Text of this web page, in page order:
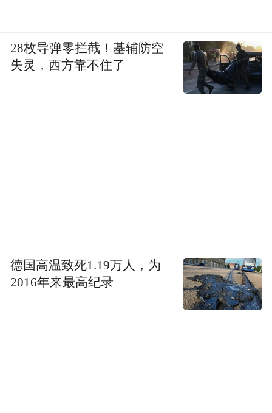
28枚导弹零拦截！基辅防空
失灵，西方靠不住了
德国高温致死1.19万人，为
2016年来最高纪录